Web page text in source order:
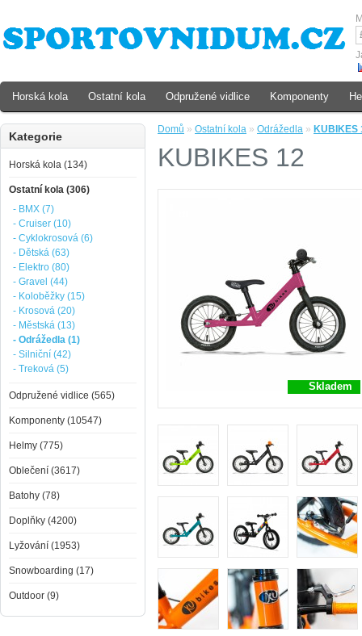
Domů » Ostatní kola » Odrážedla » KUBIKES
KUBIKES 12
Skladem
Kategorie
Horská kola (134)
Ostatní kola (306)
- BMX (7)
- Cruiser (10)
- Cyklokrosová (6)
- Dětská (63)
- Elektro (80)
- Gravel (44)
- Koloběžky (15)
- Krosová (20)
- Městská (13)
- Odrážedla (1)
- Silniční (42)
- Treková (5)
Odpružené vidlice (565)
Komponenty (10547)
Helmy (775)
Oblečení (3617)
Batohy (78)
Doplňky (4200)
Lyžování (1953)
Snowboarding (17)
Outdoor (9)
Horská kola Ostatní kola Odpružené vidlice Komponenty